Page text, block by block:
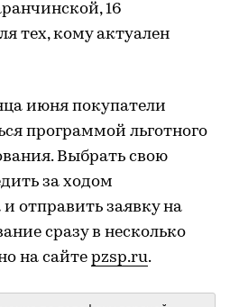
16
тех, кому актуален
июня покупатели
программой льготного
Выбрать свою
за ходом
отправить заявку на
сразу в несколько
на сайте pzsp.ru.